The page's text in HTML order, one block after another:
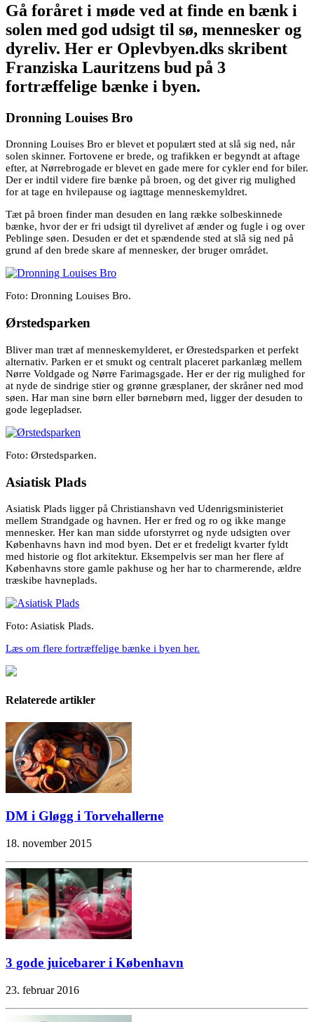
Gå foråret i møde ved at finde en bænk i
solen med god udsigt til sø, mennesker og
dyreliv. Her er Oplevbyen.dks skribent
Franziska Lauritzens bud på 3
fortræffelige bænke i byen.
Dronning Louises Bro
Dronning Louises Bro er blevet et populært sted at slå sig ned, når
solen skinner. Fortovene er brede, og trafikken er begyndt at aftage
efter, at Nørrebrogade er blevet en gade mere for cykler end for biler.
Der er indtil videre fire bænke på broen, og det giver rig mulighed
for at tage en hvilepause og iagttage menneskemyldret.
Tæt på broen finder man desuden en lang række solbeskinnede
bænke, hvor der er fri udsigt til dyrelivet af ænder og fugle i og over
Peblinge søen. Desuden er det et spændende sted at slå sig ned på
grund af den brede skare af mennesker, der bruger området.
Foto: Dronning Louises Bro.
Ørstedsparken
Bliver man træt af menneskemylderet, er Ørestedsparken et perfekt
alternativ. Parken er et smukt og centralt placeret parkanlæg mellem
Nørre Voldgade og Nørre Farimagsgade. Her er der rig mulighed for
at nyde de sindrige stier og grønne græsplaner, der skråner ned mod
søen. Har man sine børn eller børnebørn med, ligger der desuden to
gode legepladser.
Foto: Ørstedsparken.
Asiatisk Plads
Asiatisk Plads ligger på Christianshavn ved Udenrigsministeriet
mellem Strandgade og havnen. Her er fred og ro og ikke mange
mennesker. Her kan man sidde uforstyrret og nyde udsigten over
Københavns havn ind mod byen. Det er et fredeligt kvarter fyldt
med historie og flot arkitektur. Eksempelvis ser man her flere af
Københavns store gamle pakhuse og her har to charmerende, ældre
træskibe havneplads.
Foto: Asiatisk Plads.
Læs om flere fortræffelige bænke i byen her.
Relaterede artikler
DM i Gløgg i Torvehallerne
18. november 2015
3 gode juicebarer i København
23. februar 2016